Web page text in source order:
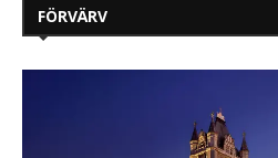
FÖRVÄRV